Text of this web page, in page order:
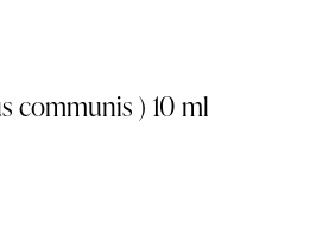
communis ) 10 ml